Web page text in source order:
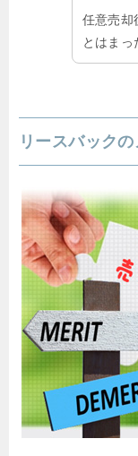
任意売却
とはまっ
リースバック